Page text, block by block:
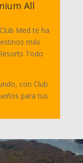
All
Med te ha
más
Todo
con Club
para tus